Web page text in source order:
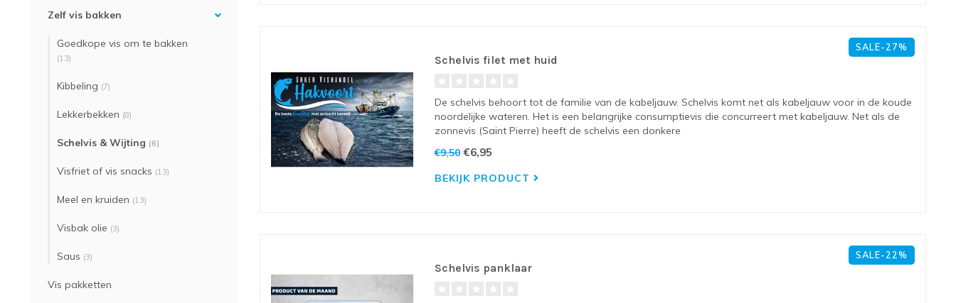
Zelf vis bakken
Goedkope vis om te bakken
(13)
Kibbeling (7)
Lekkerbekken (8)
Schelvis & Wijting (6)
Visfriet of vis snacks (13)
Meel en kruiden (13)
Visbak olie (3)
Saus (3)
Vis pakketten
SALE-27%
Schelvis filet met huid
De schelvis behoort tot de familie van de kabeljauw. Schelvis komt net als kabeljauw voor in de koude
noordelijke wateren. Het is een belangrijke consumptievis die concurreert met kabeljauw. Net als de
zonnevis (Saint Pierre) heeft de schelvis een donkere
€9,50€6,95
BEKIJK PRODUCT
SALE-22%
Schelvis panklaar